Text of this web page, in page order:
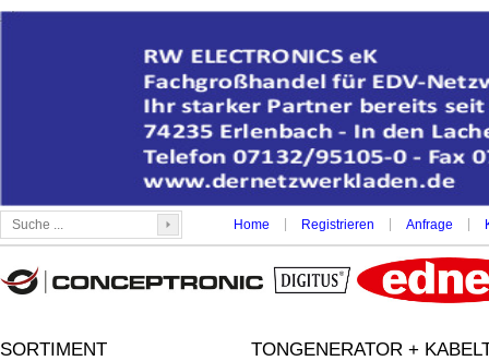
Home Registrieren Anfrage
SORTIMENT TONGENERATOR +